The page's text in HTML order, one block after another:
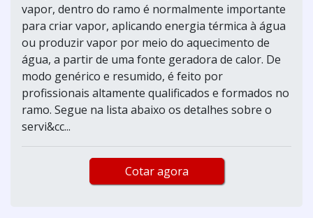
vapor, dentro do ramo é normalmente importante
para criar vapor, aplicando energia térmica à água
ou produzir vapor por meio do aquecimento de
água, a partir de uma fonte geradora de calor. De
modo genérico e resumido, é feito por
profissionais altamente qualificados e formados no
ramo. Segue na lista abaixo os detalhes sobre o
servi&cc...
Cotar agora